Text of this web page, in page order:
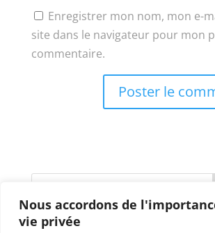
Nous accordons de
vie privée
Enregistrer mon nom, mon e-
site dans le navigateur pour mon
commentaire.
Commentaires récents